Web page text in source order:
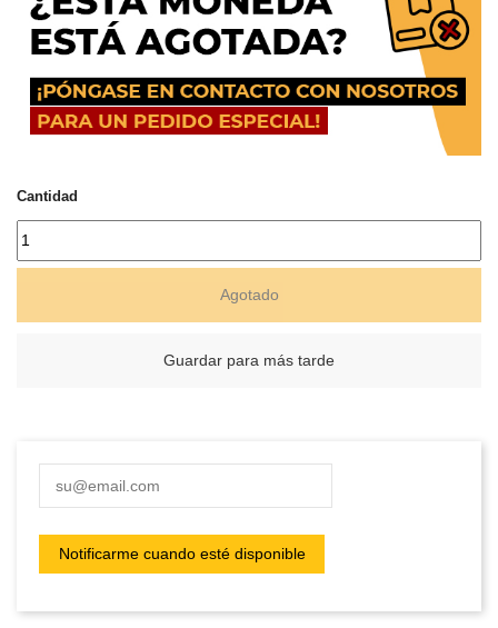
Cantidad
Agotado
Guardar para más tarde